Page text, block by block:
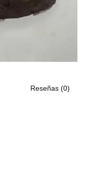
Reseñas (0)